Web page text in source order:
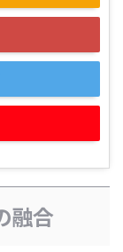
融合